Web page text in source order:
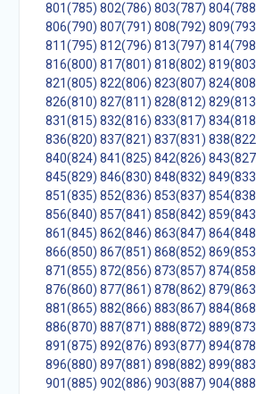
801(785) 802(786) 803(787)
806(790) 807(791) 808(792)
811(795) 812(796) 813(797)
816(800) 817(801) 818(802)
821(805) 822(806) 823(807)
826(810) 827(811) 828(812)
831(815) 832(816) 833(817)
836(820) 837(821) 837(831)
840(824) 841(825) 842(826)
845(829) 846(830) 848(832)
851(835) 852(836) 853(837)
856(840) 857(841) 858(842)
861(845) 862(846) 863(847)
866(850) 867(851) 868(852)
871(855) 872(856) 873(857)
876(860) 877(861) 878(862)
881(865) 882(866) 883(867)
886(870) 887(871) 888(872)
891(875) 892(876) 893(877)
896(880) 897(881) 898(882)
901(885) 902(886) 903(887)